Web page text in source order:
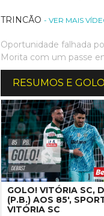
TRINCÃO - VER MAIS
Oportunidade falhada
Morita com um passe
RESUMOS E
GOLO! VITÓRIA SC,
(P.B.) AOS 85',
VITÓRIA SC